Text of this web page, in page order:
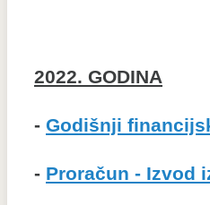
2022. GODINA
- Godišnji
- Proračun - Izvod